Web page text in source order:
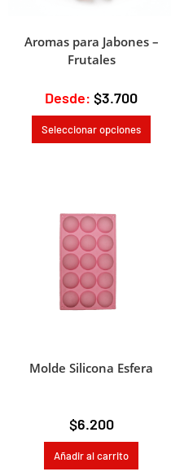
Aromas para Jabones –
Frutales
Desde: $3.700
Seleccionar opciones
Molde Silicona Esfera
$6.200
Añadir al carrito